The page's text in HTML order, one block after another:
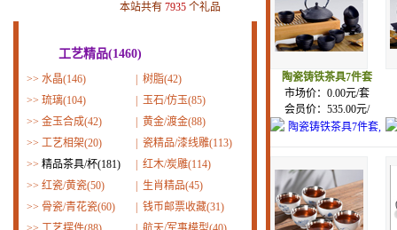
本站共有 7935 个礼品
工艺精品(1460)
>> 水晶(146)
树脂(42)
>> 琉璃(104)
玉石/仿玉(85)
>> 金玉合成(42)
黄金/渡金(88)
>> 工艺相架(20)
瓷精品/漆线雕(113)
>> 精品茶具/杯(181)
红木/炭雕(114)
>> 红瓷/黄瓷(50)
生肖精品(45)
>> 骨瓷/青花瓷(60)
钱币邮票收藏(31)
陶瓷铸铁茶具7件套
市场价：0.00元/套
会员价：535.00元/